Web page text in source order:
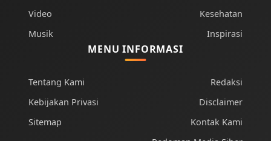
Video
Musik
Kesehatan
Inspirasi
MENU INFORMASI
Tentang Kami
Kebijakan Privasi
Sitemap
Redaksi
Disclaimer
Kontak Kami